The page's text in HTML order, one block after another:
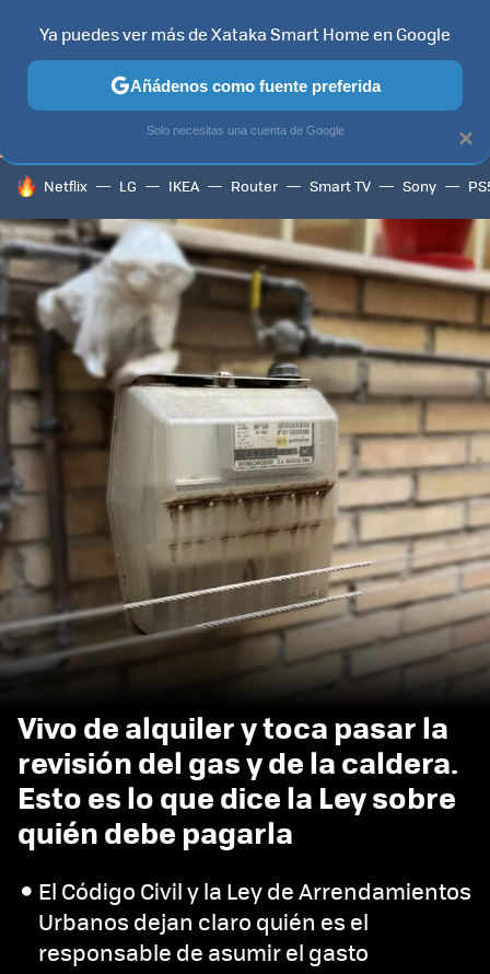
TELEVISORES CONTENIDOS SMART TV SELECCIÓN
HOY SE HABLA DE
Netflix LG IKEA Router Smart TV Sony
Vivo de alquiler y toca pasar la
revisión del gas y de la caldera.
Esto es lo que dice la Ley sobre
quién debe pagarla
El Código Civil y la Ley de Arrendamientos
Urbanos dejan claro quién es el
responsable de asumir el gasto
×
Ya puedes ver más de Xataka Smart Home en Google
Añádenos como fuente preferida
Solo necesitas una cuenta de Google